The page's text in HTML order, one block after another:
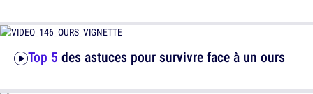
Top 5 des astuces pour survivre face à un ours